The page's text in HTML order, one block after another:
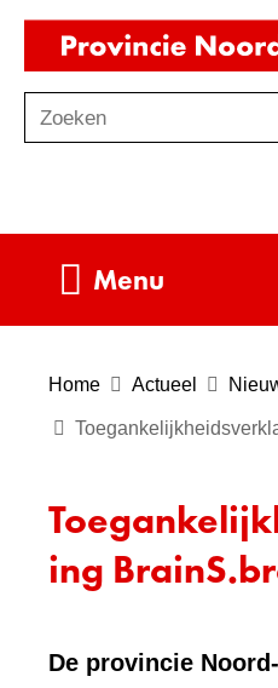
o
Zoeken
Menu
Home Actueel
ing
De provincie